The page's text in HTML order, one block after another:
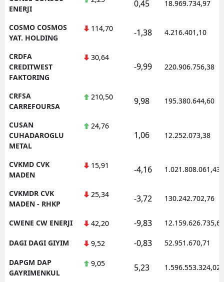
ENERJI
0,45 18.969.734,97
COSMO COSMOS
YAT. HOLDING
114,70 -1,38 4.216.401,10
CRDFA
CREDITWEST
FAKTORING
30,64
-9,99 220.906.756,38
CRFSA
CARREFOURSA
210,50 9,98 195.380.644,60
CUSAN
CUHADAROGLU
METAL
24,76
1,06 12.252.073,38
CVKMD CVK
MADEN
15,91 -4,16 1.021.808.061,43
CVKMDR CVK
MADEN - RHKP
25,34 -3,72 130.242.702,76
CWENE CW ENERJI 42,20 -9,83 12.159.626.735,62
DAGI DAGI GIYIM 9,52 -0,83 52.951.670,71
DAPGM DAP
GAYRIMENKUL
9,05 5,23 1.596.553.324,02